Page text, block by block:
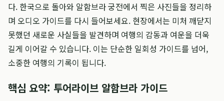
다. 한국으로 돌아와 알함브라 궁전에서 찍은 사진들을 정리하
며 오디오 가이드를 다시 들어보세요. 현장에서는 미처 깨닫지
못했던 새로운 사실들을 발견하며 여행의 감동과 여운을 더욱
길게 이어갈 수 있습니다. 이는 단순한 일회성 가이드를 넘어,
소중한 여행의 기록이 됩니다.
핵심 요약: 투어라이브 알함브라 가이드